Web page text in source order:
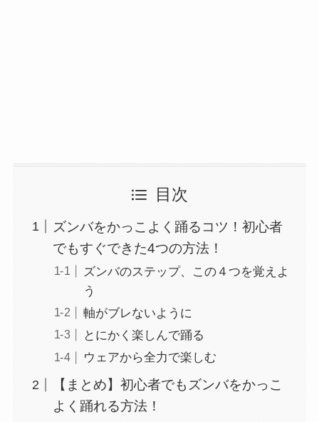
目次
ズンバをかっこよく踊るコツ！初心者
でもすぐできた4つの方法！
ズンバのステップ、この４つを覚えよ
う
軸がブレないように
とにかく楽しんで踊る
ウェアから全力で楽しむ
【まとめ】初心者でもズンバをかっこ
よく踊れる方法！